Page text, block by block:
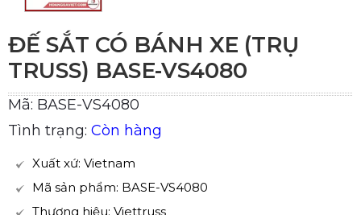
ĐẾ SẮT CÓ BÁNH XE (TRỤ
TRUSS) BASE-VS4080
Mã: BASE-VS4080
Tình trạng: Còn hàng
Xuất xứ: Vietnam
Mã sản phẩm: BASE-VS4080
Thương hiệu: Viettruss